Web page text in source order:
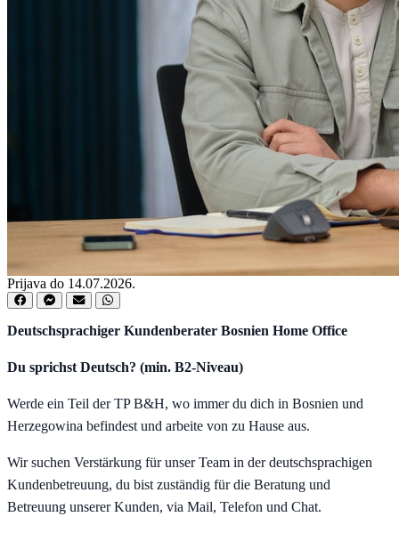
Prijava do 14.07.2026.
Deutschsprachiger Kundenberater Bosnien Home Office
Du sprichst Deutsch? (min. B2-Niveau)
Werde ein Teil der TP B&H, wo immer du dich in Bosnien und
Herzegowina befindest und arbeite von zu Hause aus.
Wir suchen Verstärkung für unser Team in der deutschsprachigen
Kundenbetreuung, du bist zuständig für die Beratung und
Betreuung unserer Kunden, via Mail, Telefon und Chat.